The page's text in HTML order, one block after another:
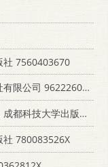
社 7560403670
限公司 9622260179
技大学出版社 7561621787
社 780083526X